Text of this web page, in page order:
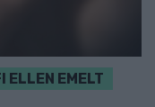
ELLEN EMELT